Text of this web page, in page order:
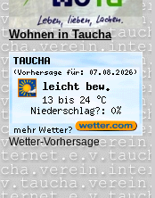
Wohnen in Taucha
Wetter-Vorhersage